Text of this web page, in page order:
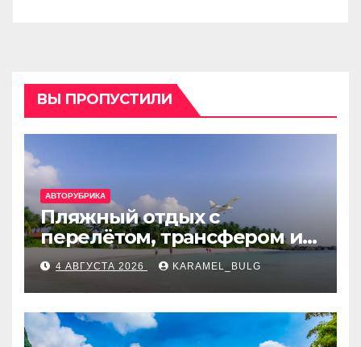
ВЫ ПРОПУСТИЛИ
АВТОРУБРИКА
Пляжный отдых с
перелётом, трансфером и
отелем на Мальдивах, в
Турции, Греции, Таиланде
и Европе
4 АВГУСТА 2026 KARAMEL_BULG